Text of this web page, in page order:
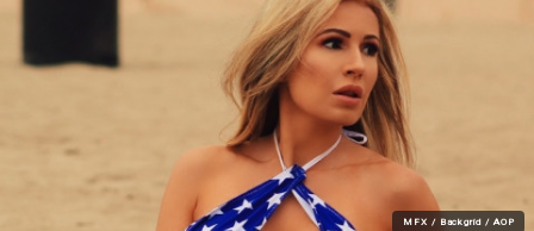
MFX / Backgrid / AOP